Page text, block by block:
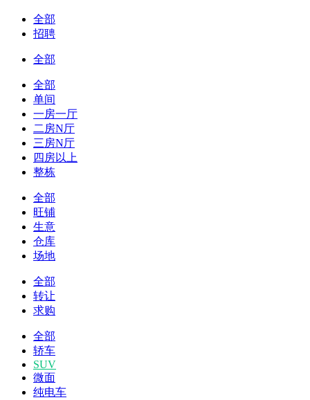
全部
招聘
全部
全部
单间
一房一厅
二房N厅
三房N厅
四房以上
整栋
全部
旺铺
生意
仓库
场地
全部
转让
求购
全部
轿车
SUV
微面
纯电车